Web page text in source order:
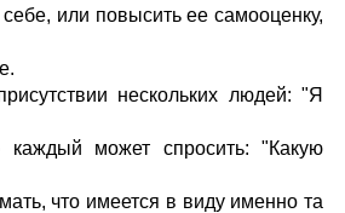
или повысить ее самооценку,
нескольких людей: "Я
может спросить: "Какую
что имеется в виду именно та